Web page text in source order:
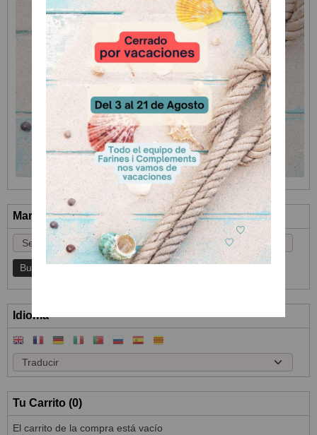
Marcas
Idioma
Tu Carrito (0)
El carrito de la compra está vacío